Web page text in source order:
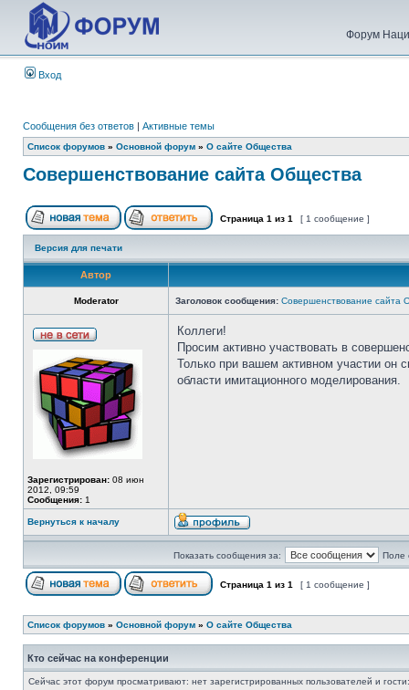
Форум
Вход
Сообщения без ответов | Активные темы
Список форумов » Основной форум » О сайте Общества
Совершенствование сайта Общества
Страница 1 из 1 [ 1 сообщение ]
Версия для печати
Автор
Moderator Заголовок сообщения: Совершенствование сайта
Зарегистрирован: 08 июн
2012, 09:59
Сообщения: 1
Коллеги!
Просим активно участвовать в
Только при вашем активном участии он
области имитационного моделирования.
Вернуться к началу
Показать сообщения за: Поле
Страница 1 из 1 [ 1 сообщение ]
Список форумов » Основной форум » О сайте Общества
Кто сейчас на конференции
Сейчас этот форум просматривают: нет зарегистрированных пользователей и